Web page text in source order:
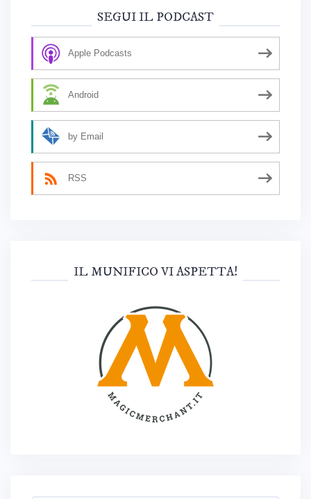
SEGUI IL PODCAST
Apple Podcasts
Android
by Email
RSS
IL MUNIFICO VI ASPETTA!